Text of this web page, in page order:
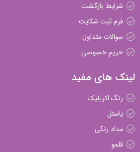
شرایط بازگشت
فرم ثبت شکایت
سوالات متداول
حریم خصوصی
لینک های مفید
رنگ اکریلیک
پاستل
مداد رنگی
قلمو